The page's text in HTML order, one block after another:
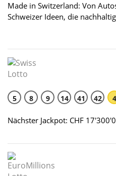
Made in Switzerland: Von
Schweizer Ideen, die
5 8 9 14 41 42 4
Nächster Jackpot: CHF